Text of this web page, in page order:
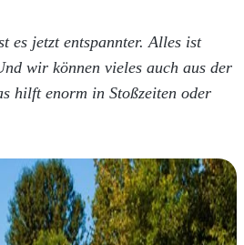
es jetzt entspannter. Alles ist
wir können vieles auch aus der
hilft enorm in Stoßzeiten oder